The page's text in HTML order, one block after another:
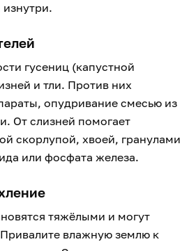
гусениц (капустной
и тли. Против них
опудривание смесью из
От слизней помогает
скорлупой, хвоей, гранулами
или фосфата железа.
тяжёлыми и могут
влажную землю к